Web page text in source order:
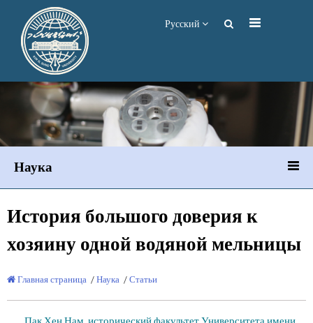
Русский
Наука
История большого доверия к
хозяину одной водяной мельницы
Главная страница / Наука / Статьи